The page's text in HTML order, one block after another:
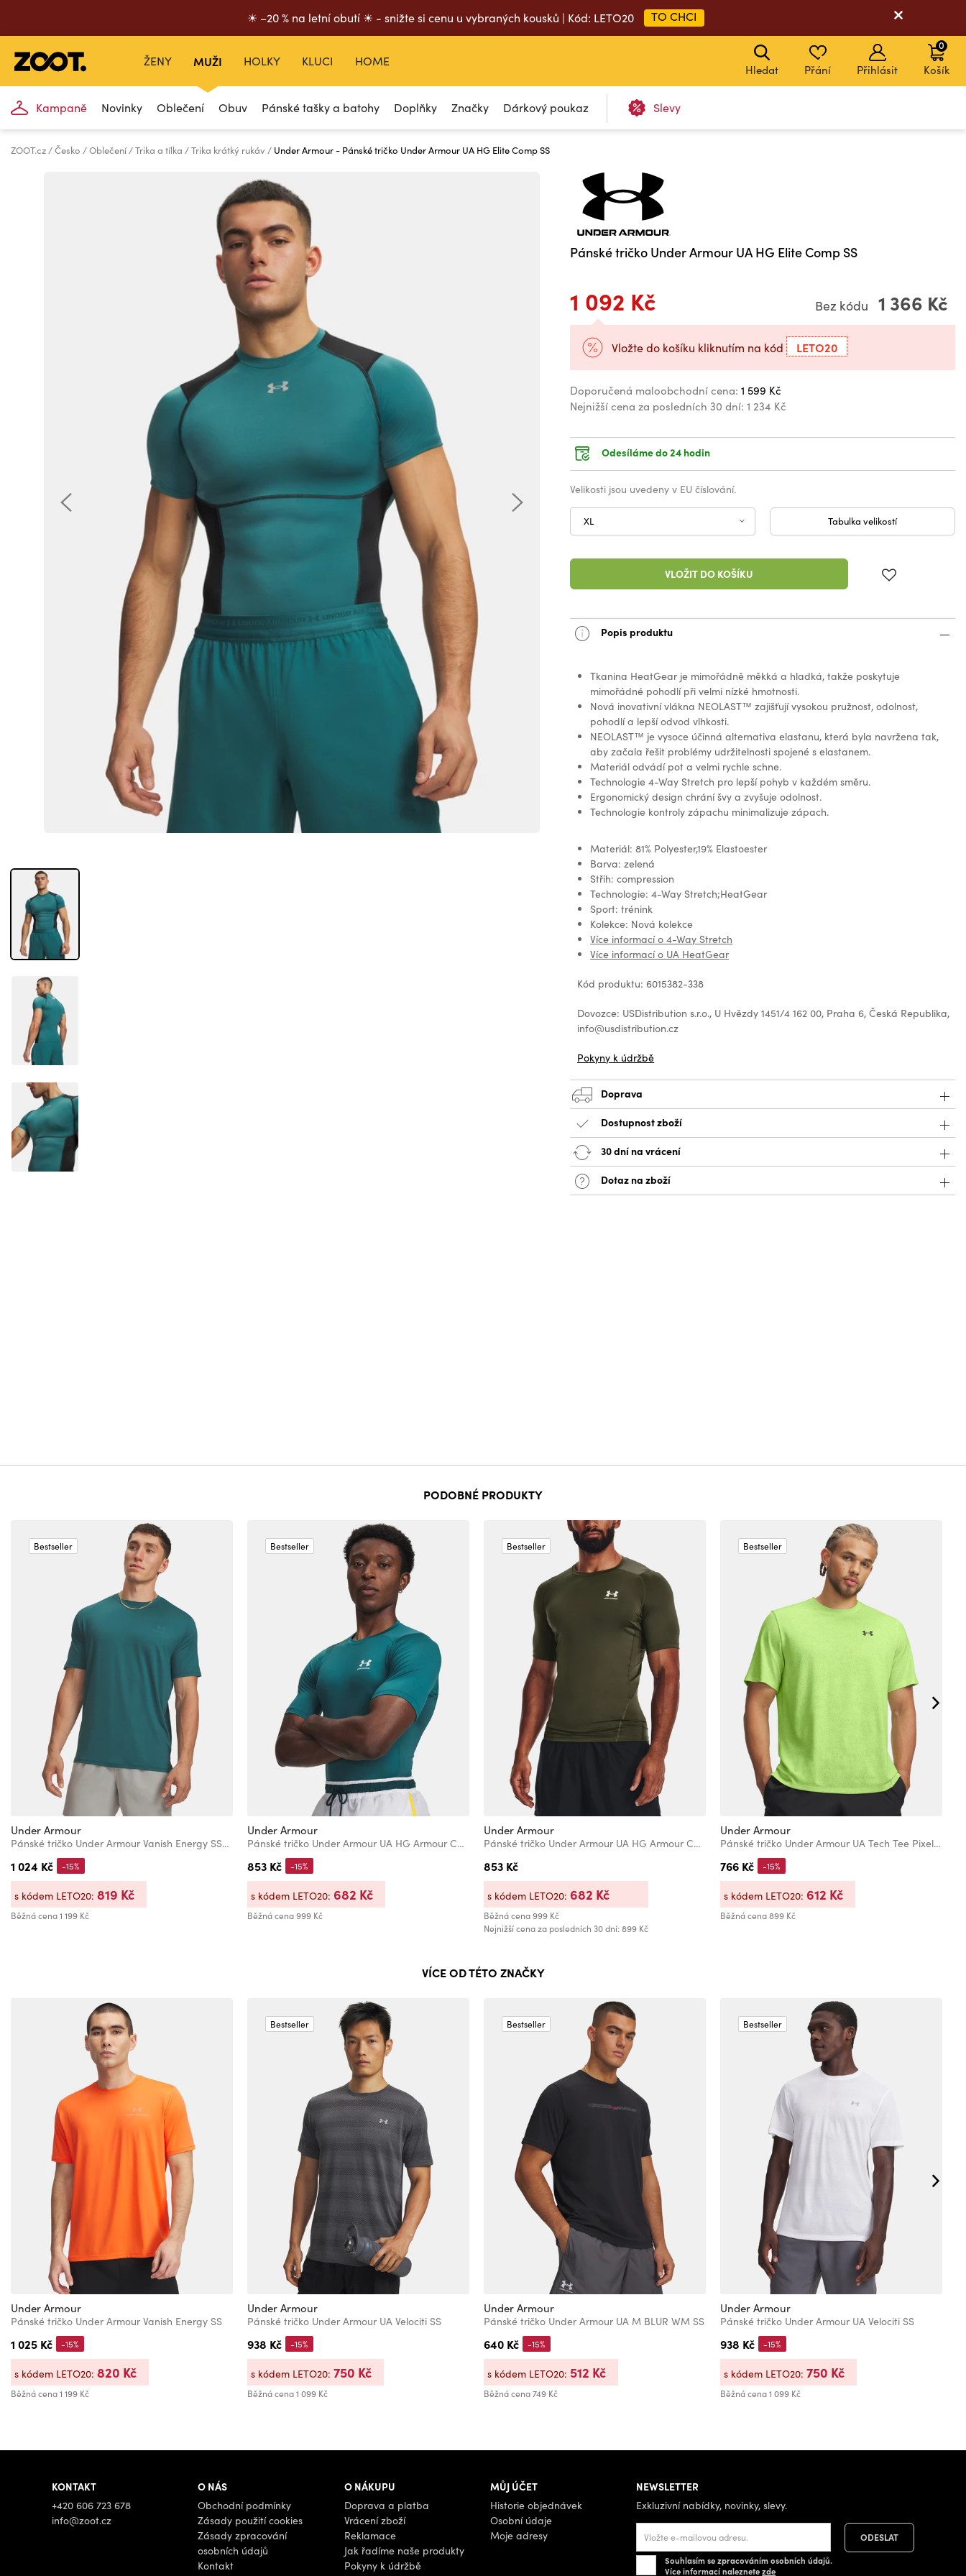
☀ –20 % na letní obutí ☀ - snižte si cenu u vybraných kousků | Kód: LETO20 TO CHCI
ŽENY MUŽI
Kampaně Novinky Oblečení Obuv Pánské tašky a batohy Doplňky Značky Dárkový poukaz Slevy
HOLKY KLUCI HOME
Hledat Přání Přihlásit Košík
0
ZOOT.cz Česko Oblečení Trika a tílka Trika krátký rukáv Under Armour - Pánské tričko Under Armour UA HG Elite Comp SS
Pánské tričko Under Armour UA HG Elite Comp SS
1 092 Kč Bez kódu 1 366 Kč
Vložte do košíku kliknutím na kód LETO20
Doporučená maloobchodní cena: 1 599 Kč
Nejnižší cena za posledních 30 dní: 1 234 Kč
Odesíláme do 24 hodin
Velikosti jsou uvedeny v EU číslování.
XL Tabulka velikostí
VLOŽIT DO KOŠÍKU
Popis produktu
Tkanina HeatGear je mimořádně měkká a hladká, takže poskytuje
mimořádné pohodlí při velmi nízké hmotnosti.
Nová inovativní vlákna NEOLAST™ zajišťují vysokou pružnost, odolnost,
pohodlí a lepší odvod vlhkosti.
NEOLAST™ je vysoce účinná alternativa elastanu, která byla navržena tak,
aby začala řešit problémy udržitelnosti spojené s elastanem.
Materiál odvádí pot a velmi rychle schne.
Technologie 4-Way Stretch pro lepší pohyb v každém směru.
Ergonomický design chrání švy a zvyšuje odolnost.
Technologie kontroly zápachu minimalizuje zápach.
Materiál: 81% Polyester,19% Elastoester
Barva: zelená
Střih: compression
Technologie: 4-Way Stretch;HeatGear
Sport: trénink
Kolekce: Nová kolekce
Více informací o 4-Way Stretch
Více informací o UA HeatGear
Kód produktu: 6015382-338
Dovozce: USDistribution s.r.o., U Hvězdy 1451/4 162 00, Praha 6, Česká Republika,
info@usdistribution.cz
Pokyny k údržbě
Doprava
Dostupnost zboží
30 dní na vrácení
Dotaz na zboží
PODOBNÉ PRODUKTY
Bestseller
Under Armour
Pánské tričko Under Armour Vanish Energy SS-GRN
1 024 Kč
Běžná cena1 199 Kč
-15%
s kódem LETO20: 819 Kč
Bestseller
Under Armour
Pánské tričko Under Armour UA HG Armour Comp SS-GRN
853 Kč
Běžná cena999 Kč
-15%
s kódem LETO20: 682 Kč
Bestseller
Under Armour
Pánské tričko Under Armour UA HG Armour Comp SS
853 Kč
Běžná cena999 Kč
Nejnižší cena za posledních 30 dní: 899 Kč
s kódem LETO20: 682 Kč
Bestseller
Under Armour
Pánské tričko Under Armour UA Tech Tee Pixelate
766 Kč
Běžná cena899 Kč
-15%
s kódem LETO20: 612 Kč
VÍCE OD TÉTO ZNAČKY
Under Armour
Pánské tričko Under Armour Vanish Energy SS
1 025 Kč
Běžná cena1 199 Kč
-15%
s kódem LETO20: 820 Kč
Bestseller
Under Armour
Pánské tričko Under Armour UA Velociti SS
938 Kč
Běžná cena1 099 Kč
-15%
s kódem LETO20: 750 Kč
Bestseller
Under Armour
Pánské tričko Under Armour UA M BLUR WM SS
640 Kč
Běžná cena749 Kč
-15%
s kódem LETO20: 512 Kč
Bestseller
Under Armour
Pánské tričko Under Armour UA Velociti SS
938 Kč
Běžná cena1 099 Kč
-15%
s kódem LETO20: 750 Kč
KONTAKT
+420 606 723 678
info@zoot.cz
O NÁS
Obchodní podmínky
Zásady použití cookies
Zásady zpracování
osobních údajů
Kontakt
O NÁKUPU
Doprava a platba
Vrácení zboží
Reklamace
Jak řadíme naše produkty
Pokyny k údržbě
MŮJ ÚČET
Historie objednávek
Osobní údaje
Moje adresy
NEWSLETTER
Exkluzivní nabídky, novinky, slevy.
Souhlasím se zpracováním osobních údajů.
Více informací naleznetezde